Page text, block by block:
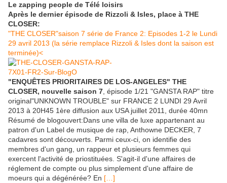
Le zapping people de Télé loisirs
Après le dernier épisode de Rizzoli & Isles, place à THE
CLOSER:
"THE CLOSER"saison 7 série de France 2: Episodes 1-2 le Lundi
29 avril 2013 (la série remplace Rizzoli & Isles dont la saison est
terminée)<
"ENQUÊTES PRIORITAIRES DE LOS-ANGELES" THE
CLOSER, nouvelle saison 7 , épisode 1/21 "GANSTA RAP" titre
original"UNKNOWN TROUBLE" sur FRANCE 2 LUNDI 29 Avril
2013 à 20H45 1ère diffusion aux USA juillet 2011, durée 40mn
Résumé de blogouvert:Dans une villa de luxe appartenant au
patron d'un Label de musique de rap, Anthowne DECKER, 7
cadavres sont découverts. Parmi ceux-ci, on identifie des
membres d'un gang, un rappeur et plusieurs femmes qui
exercent l'activité de priostituées. S'agit-il d'une affaires de
réglement de compte ou plus simplement d'une affaire de
moeurs qui a dégénérée? En […]